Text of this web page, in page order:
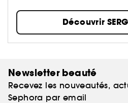
Découvrir
Newsletter beauté
Recevez les nouveautés,
Sephora par email